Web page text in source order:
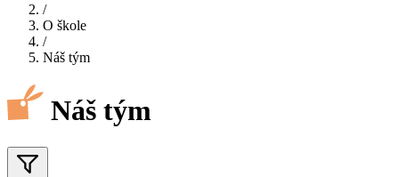
/
O škole
/
Náš tým
Náš tým